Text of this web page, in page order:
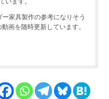
家具製作の参考になりそう
画を随時更新しています。